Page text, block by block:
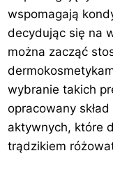
wspomagają
decydując się na
można zacząć
wybranie takich
opracowany
aktywnych, które
trądzikiem